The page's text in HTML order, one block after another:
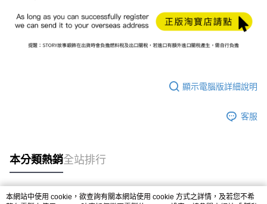
顯示電腦版詳細說明
客服
本分類熱銷全站排行
本網站中使用 cookie，欲查詢有關本網站使用 cookie 方式之詳情，及若您不希